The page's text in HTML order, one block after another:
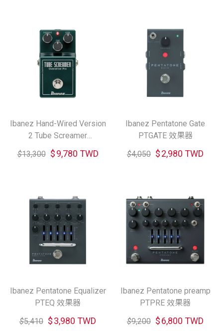
Ibanez Hand-Wired Version
2 Tube Screamer
TS808HWV2 效果器
$13,300 $9,780 TWD
Ibanez Pentatone Gate
PTGATE 效果器
$4,050 $2,980 TWD
Ibanez Pentatone Equalizer
PTEQ 效果器
$5,410 $3,980 TWD
Ibanez Pentatone preamp
PTPRE 效果器
$9,200 $6,800 TWD